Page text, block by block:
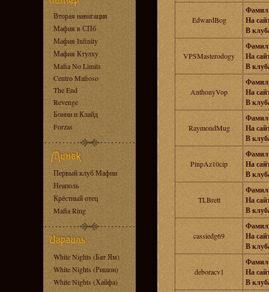
Вторая навигация
Мафия в СПб
Мафия Infinity
Мафия Ктулху
Mafia No Limits
Centro Mafioso
The End
Revenge
Бонни и Клайд
Forzas
Первый клуб Мафии
Неаполь
Крёстный отец
Mafia Ring
White Nights (Бат Ям)
White Nights (Ришон)
White Nights (Хайфа)
EdwardBog
На
В
VPSMasterodogy
На
В
AnthonyVop
На
В
RaymondMug
На
В
PinpAz10cip
На
В
TLBrett
На
В
cassiedg69
На
В
deboracv1
На
В